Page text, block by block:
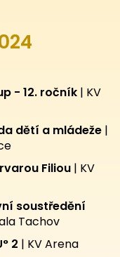
- 12. ročník | KV
dětí a mládeže |
Filiou | KV
soustředění
Tachov
2 | KV Arena